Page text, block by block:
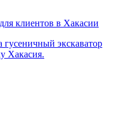
клиентов в Хакасии
экскаватор
Хакасия.